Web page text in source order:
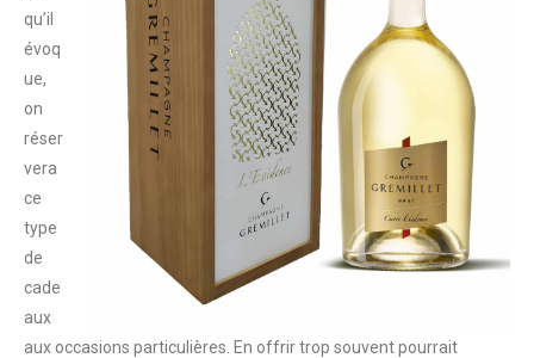
qu’il
évoq
ue,
on
réser
vera
ce
type
de
cade
aux
aux occasions particulières. En offrir trop souvent pourrait